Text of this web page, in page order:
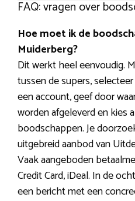
FAQ: vragen over
Hoe moet ik de
Muiderberg?
Dit werkt heel eenvoudig.
tussen de supers,
een account, geef door
worden afgeleverd en kies
boodschappen. Je
uitgebreid aanbod van
Vaak aangeboden
Credit Card, iDeal. In de
een bericht met een